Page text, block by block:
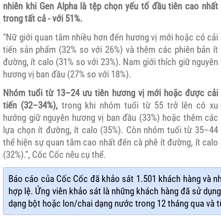
nhiên khi Gen Alpha là tệp chọn yếu tố đầu tiên cao nhất
trong tất cả - với 51%.
“Nữ giới quan tâm nhiều hơn đến hương vị mới hoặc có cải
tiến sản phẩm (32% so với 26%) và thêm các phiên bản ít
đường, ít calo (31% so với 23%). Nam giới thích giữ nguyên
hương vị ban đầu (27% so với 18%).
Nhóm tuổi từ 13–24 ưu ​​tiên hương vị mới hoặc được cải
tiến (32–34%),trong khi nhóm tuổi từ 55 trở lên có xu
hướng giữ nguyên hương vị ban đầu (33%) hoặc thêm các
lựa chọn ít đường, ít calo (35%). Còn nhóm tuổi từ 35–44
thể hiện sự quan tâm cao nhất đến cà phê ít đường, ít calo
(32%).”, Cốc Cốc nêu cụ thể.
Báo cáo của Cốc Cốc đã khảo sát 1.501 khách hàng và
hợp lệ. Ứng viên khảo sát là những khách hàng đã sử
dạng bột hoặc lon/chai dạng nước trong 12 tháng qua và